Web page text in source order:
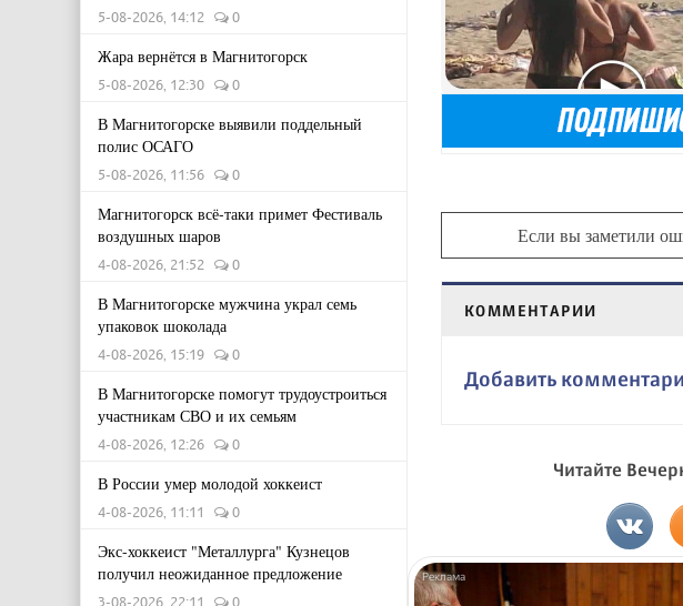
5-08-2026, 14:12 0
Жара вернётся в Магнитогорск
5-08-2026, 12:30 0
В Магнитогорске выявили поддельный
полис ОСАГО
5-08-2026, 11:56 0
Магнитогорск всё-таки примет Фестиваль
воздушных шаров
4-08-2026, 21:52 0
В Магнитогорске мужчина украл семь
упаковок шоколада
4-08-2026, 15:19 0
В Магнитогорске помогут трудоустроиться
участникам СВО и их семьям
4-08-2026, 12:26 0
В России умер молодой хоккеист
4-08-2026, 11:11 0
Экс-хоккеист "Металлурга" Кузнецов
получил неожиданное предложение
3-08-2026, 22:11 0
Если вы заметили
КОММЕНТАРИИ
Добавить
Читайте